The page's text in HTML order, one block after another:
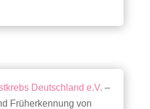
Deutschland e.V. –
Früherkennung von